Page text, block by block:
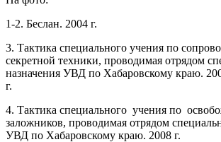
1-2. Беслан. 2004 г.
3. Тактика специального учения по
секретной техники, проводимая отрядом
назначения УВД по Хабаровскому краю.
4. Тактика специального учения по
заложников, проводимая отрядом
УВД по Хабаровскому краю.